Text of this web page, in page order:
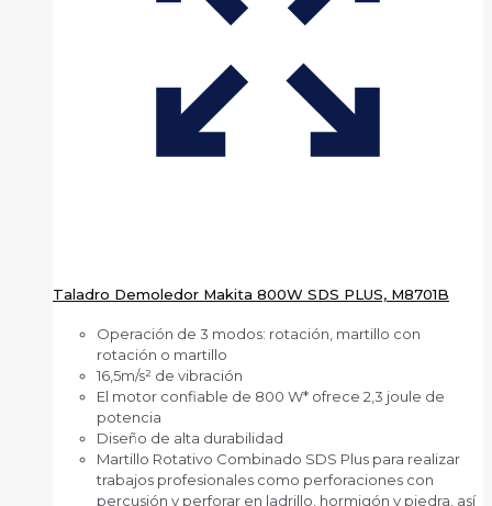
Taladro Demoledor Makita 800W SDS PLUS, M8701B
Operación de 3 modos: rotación, martillo con
rotación o martillo
16,5m/s² de vibración
El motor confiable de 800 W* ofrece 2,3 joule de
potencia
Diseño de alta durabilidad
Martillo Rotativo Combinado SDS Plus para realizar
trabajos profesionales como perforaciones con
percusión y perforar en ladrillo, hormigón y piedra, así